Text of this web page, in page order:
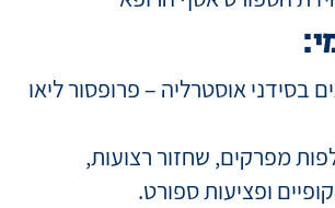
בסידני אוסטרליה – פרופסור ליאו
מפרקים, שחזור רצועות,
ופציעות ספורט.